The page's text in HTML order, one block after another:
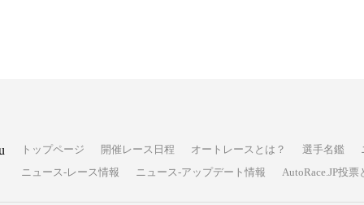
トップページ 開催レース日程 オートレースとは？ 選手名鑑
ニュース-レース情報
ニュース-アップデート情報 AutoRace.JP投